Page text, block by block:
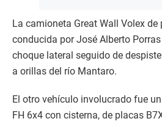
La camioneta Great Wall Volex de
conducida por José Alberto
choque lateral seguido de
a orillas del río Mantaro.
El otro vehículo involucrado fue
FH 6x4 con cisterna, de placas